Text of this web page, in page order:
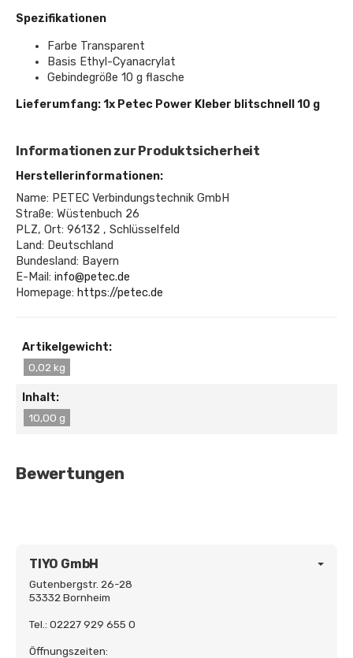
Spezifikationen
Farbe Transparent
Basis Ethyl-Cyanacrylat
Gebindegröße 10 g flasche
Lieferumfang: 1x Petec Power Kleber blitschnell 10 g
Informationen zur Produktsicherheit
Herstellerinformationen:
Name: PETEC Verbindungstechnik GmbH
Straße: Wüstenbuch 26
PLZ, Ort: 96132 , Schlüsselfeld
Land: Deutschland
Bundesland: Bayern
E-Mail: info@petec.de
Homepage: https://petec.de
Artikelgewicht:
0,02 kg
Inhalt:
10,00 g
Bewertungen
TIYO GmbH
Gutenbergstr. 26-28
53332 Bornheim
Tel.: 02227 929 655 0
Öffnungszeiten: